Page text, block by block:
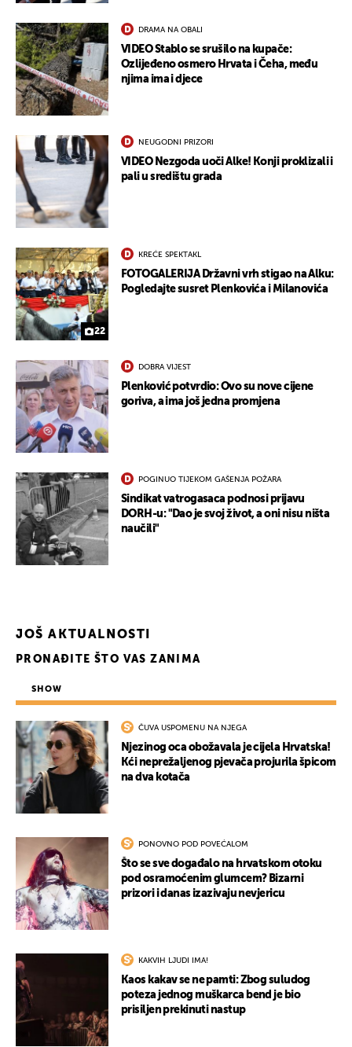
DRAMA NA OBALI
VIDEO Stablo se srušilo na kupače:
Ozlijeđeno osmero Hrvata i Čeha, među
njima ima i djece
NEUGODNI PRIZORI
VIDEO Nezgoda uoči Alke! Konji proklizali i
pali u središtu grada
22
KREĆE SPEKTAKL
FOTOGALERIJA Državni vrh stigao na Alku:
Pogledajte susret Plenkovića i Milanovića
DOBRA VIJEST
Plenković potvrdio: Ovo su nove cijene
goriva, a ima još jedna promjena
POGINUO TIJEKOM GAŠENJA POŽARA
Sindikat vatrogasaca podnosi prijavu
DORH-u: "Dao je svoj život, a oni nisu ništa
naučili"
JOŠ AKTUALNOSTI
PRONAĐITE ŠTO VAS ZANIMA
SHOW
ČUVA USPOMENU NA NJEGA
Njezinog oca obožavala je cijela Hrvatska!
Kći neprežaljenog pjevača projurila špicom
na dva kotača
PONOVNO POD POVEĆALOM
Što se sve događalo na hrvatskom otoku
pod osramoćenim glumcem? Bizarni
prizori i danas izazivaju nevjericu
KAKVIH LJUDI IMA!
Kaos kakav se ne pamti: Zbog suludog
poteza jednog muškarca bend je bio
prisiljen prekinuti nastup
UKLJUČITE NOTIFIKACIJE